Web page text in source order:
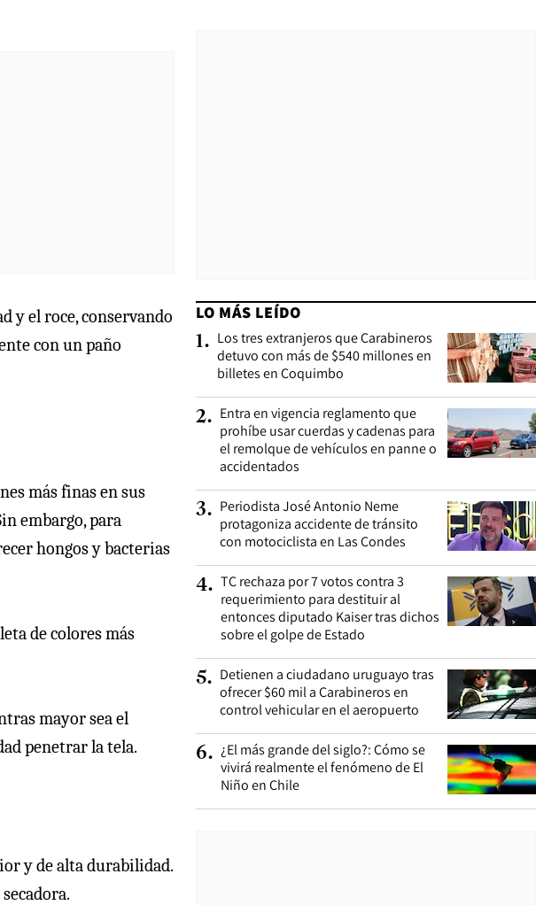
y el roce, conservando
con un paño
más finas en sus
embargo, para
hongos y bacterias
de colores más
mayor sea el
penetrar la tela.
y de alta durabilidad.
LO MÁS LEÍDO
1. Los tres extranjeros que Carabineros
detuvo con más de $540 millones en
billetes en Coquimbo
2. Entra en vigencia reglamento que
prohíbe usar cuerdas y cadenas para
el remolque de vehículos en panne o
accidentados
3. Periodista José Antonio Neme
protagoniza accidente de tránsito
con motociclista en Las Condes
4. TC rechaza por 7 votos contra 3
requerimiento para destituir al
entonces diputado Kaiser tras dichos
sobre el golpe de Estado
5. Detienen a ciudadano uruguayo tras
ofrecer $60 mil a Carabineros en
control vehicular en el aeropuerto
6. ¿El más grande del siglo?: Cómo se
vivirá realmente el fenómeno de El
Niño en Chile